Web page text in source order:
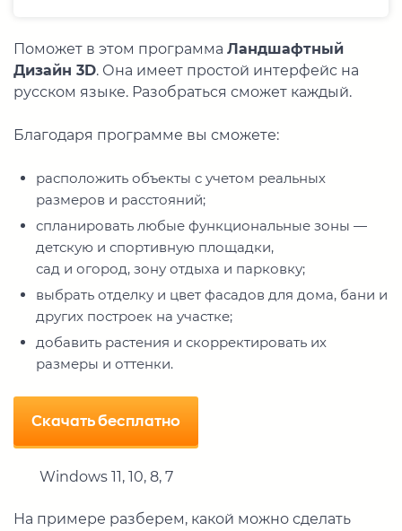
Поможет в этом программа Ландшафтный
Дизайн 3D. Она имеет простой интерфейс на
русском языке. Разобраться сможет каждый.
Благодаря программе вы сможете:
расположить объекты с учетом реальных
размеров и расстояний;
спланировать любые функциональные зоны —
детскую и спортивную площадки,
сад и огород, зону отдыха и парковку;
выбрать отделку и цвет фасадов для дома, бани и
других построек на участке;
добавить растения и скорректировать их
размеры и оттенки.
Скачать бесплатно
Windows 11, 10, 8, 7
На примере разберем, какой можно сделать